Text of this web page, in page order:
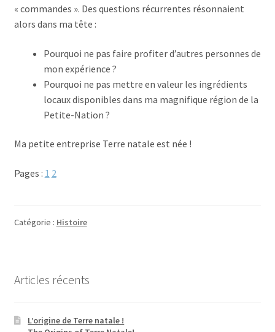
« commandes ». Des questions récurrentes résonnaient
alors dans ma tête :
Pourquoi ne pas faire profiter d’autres personnes de
mon expérience ?
Pourquoi ne pas mettre en valeur les ingrédients
locaux disponibles dans ma magnifique région de la
Petite-Nation ?
Ma petite entreprise Terre natale est née !
Pages : 1 2
Catégorie : Histoire
Articles récents
L’origine de Terre natale !